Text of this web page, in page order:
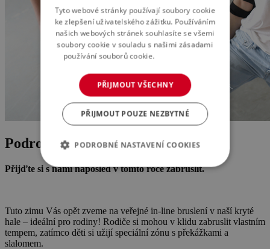
Podrobnosti o akci
Přijďte si s námi naposled v tomto roce zabruslit.
Tuto zimu Vás opět zveme na veřejné in-line bruslení v naší kryté
hale – ideální pro rodiny! Rodiče si mohou v klidu zabruslit vlastním
tempem, zatímco děti si užijí speciální zónu s překážkami a
slalomem.
Tyto webové stránky používají soubory cookie
ke zlepšení uživatelského zážitku. Používáním
našich webových stránek souhlasíte se všemi
soubory cookie v souladu s našimi zásadami
používání souborů cookie.
PŘIJMOUT VŠECHNY
PŘIJMOUT POUZE NEZBYTNÉ
PODROBNÉ NASTAVENÍ COOKIES